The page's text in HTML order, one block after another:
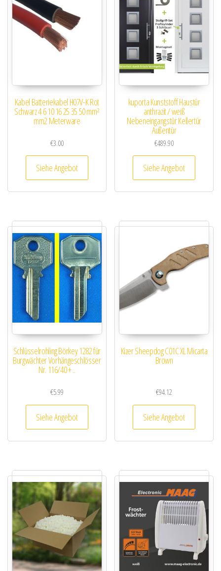
Kabel Batteriekabel H07V-K Rot
Schwarz 4 6 10 16 25 35 50 mm²
mm2 Meterware
€3.00
Siehe Angebot
kuporta Kunststoff Haustür
anthrazit / weiß
Nebeneingangstür Kellertür
Außentür
€489.90
Siehe Angebot
Schlüsselrohling Börkey 1282 für
Burgwächter Vorhängeschlösser
Nr. 116/40 + ..
€5.99
Siehe Angebot
Kizer Sheepdog C01C XL Micarta
Brown
€94.12
Siehe Angebot